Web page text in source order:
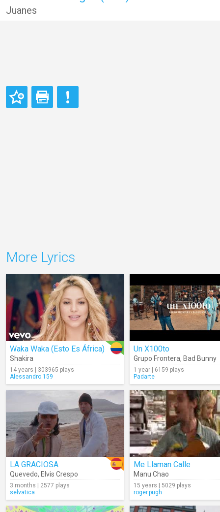
Juanes
More Lyrics
Waka Waka (Esto Es África)
Shakira
14 years | 303965 plays
Alessandro.159
Un X100to
Grupo Frontera, Bad Bunny
1 year | 6159 plays
Padarte
LA GRACIOSA
Quevedo, Elvis Crespo
3 months | 2577 plays
selvatica
Me Llaman Calle
Manu Chao
15 years | 5029 plays
roger.pugh